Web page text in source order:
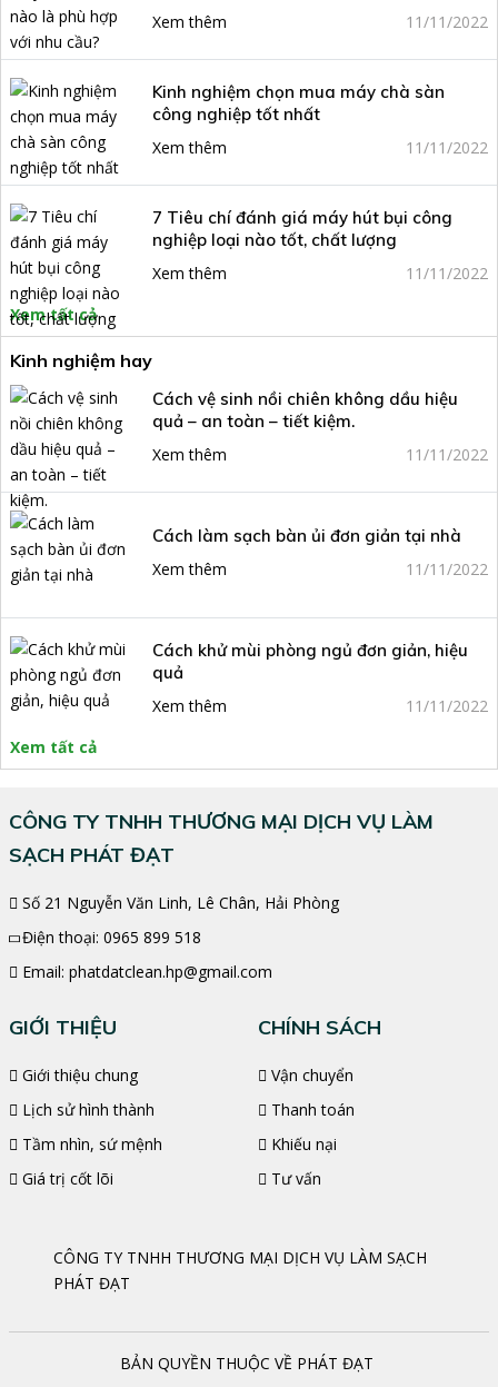
Xem thêm
11/11/2022
Kinh nghiệm chọn mua máy chà sàn
công nghiệp tốt nhất
Xem thêm
11/11/2022
7 Tiêu chí đánh giá máy hút bụi công
nghiệp loại nào tốt, chất lượng
Xem thêm
11/11/2022
Xem tất cả
Kinh nghiệm hay
Cách vệ sinh nồi chiên không dầu hiệu
quả – an toàn – tiết kiệm.
Xem thêm
11/11/2022
Cách làm sạch bàn ủi đơn giản tại nhà
Xem thêm
11/11/2022
Cách khử mùi phòng ngủ đơn giản, hiệu
quả
Xem thêm
11/11/2022
Xem tất cả
CÔNG TY TNHH THƯƠNG MẠI DỊCH VỤ LÀM
SẠCH PHÁT ĐẠT
Số 21 Nguyễn Văn Linh, Lê Chân, Hải Phòng
Điện thoại: 0965 899 518
Email: phatdatclean.hp@gmail.com
GIỚI THIỆU
Giới thiệu chung
Lịch sử hình thành
Tầm nhìn, sứ mệnh
Giá trị cốt lõi
CHÍNH SÁCH
Vận chuyển
Thanh toán
Khiếu nại
Tư vấn
CÔNG TY TNHH THƯƠNG MẠI DỊCH VỤ LÀM SẠCH
PHÁT ĐẠT
BẢN QUYỀN THUỘC VỀ PHÁT ĐẠT